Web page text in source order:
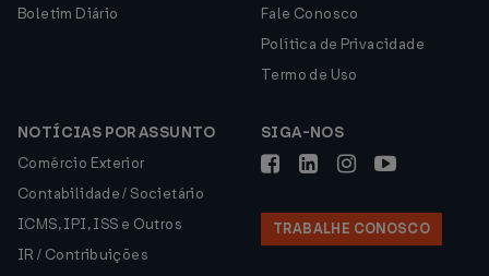
Boletim Diário
Fale Conosco
Política de Privacidade
Termo de Uso
NOTÍCIAS POR ASSUNTO
Comércio Exterior
Contabilidade / Societário
ICMS, IPI, ISS e Outros
IR / Contribuições
SIGA-NOS
TRABALHE CONOSCO